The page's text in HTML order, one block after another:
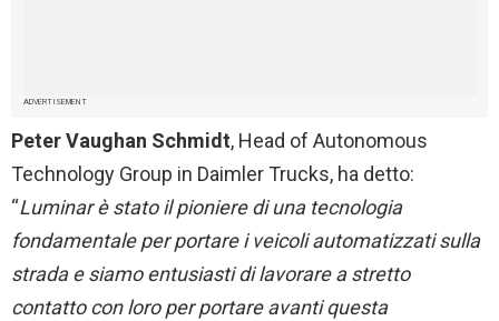
ADVERTISEMENT
Peter Vaughan Schmidt, Head of Autonomous
Technology Group in Daimler Trucks, ha detto:
“Luminar è stato il pioniere di una tecnologia
fondamentale per portare i veicoli automatizzati sulla
strada e siamo entusiasti di lavorare a stretto
contatto con loro per portare avanti questa